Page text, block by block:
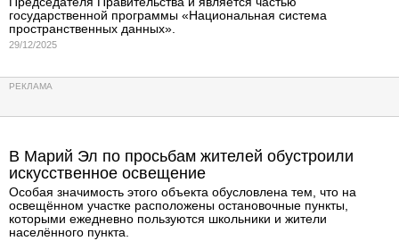
государственной программы «Национальная система
пространственных данных».
29/12/2025
В Марий Эл по просьбам жителей обустроили
искусственное освещение
Особая значимость этого объекта обусловлена тем, что на
освещённом участке расположены остановочные пункты,
которыми ежедневно пользуются школьники и жители
населённого пункта.